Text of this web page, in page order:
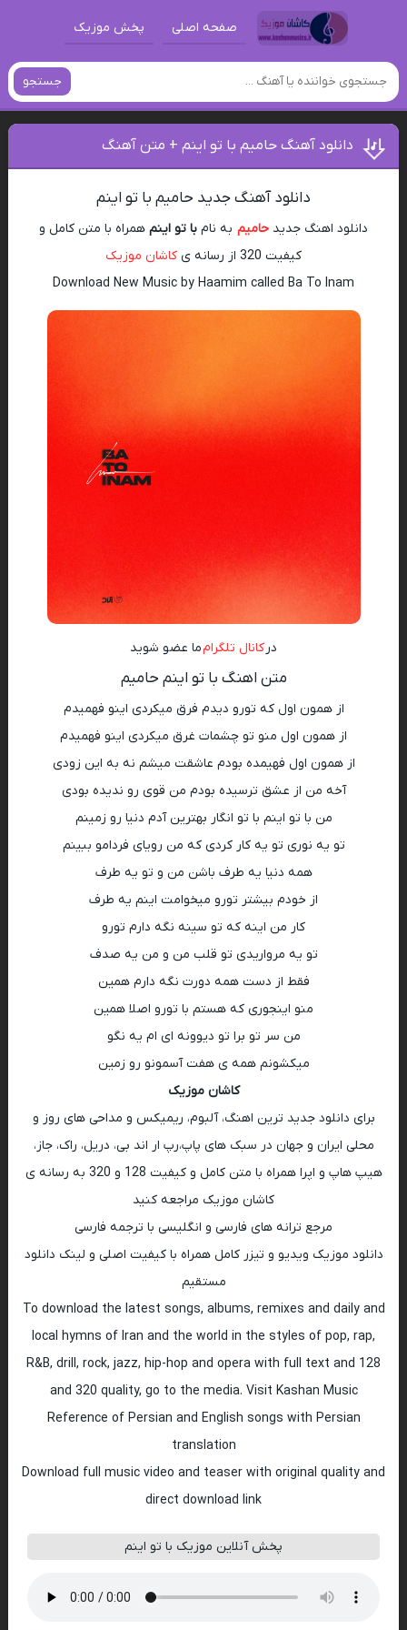
صفحه اصلی پخش موزیک
جستجو
دانلود آهنگ حامیم با تو اینم + متن آهنگ
دانلود آهنگ جدید حامیم با تو اینم
دانلود اهنگ جدید حامیم به نام با تو اینم همراه با متن کامل و
کیفیت 320 از رسانه ی
کاشان موزیک
Download New Music by Haamim called Ba To Inam
در کانال تلگرامما عضو شوید
متن اهنگ با تو اینم حامیم
از همون اول که تورو دیدم فرق میکردی اینو فهمیدم
از همون اول منو تو چشمات غرق میکردی اینو فهمیدم
از همون اول فهیمده بودم عاشقت میشم نه به این زودی
آخه من از عشق ترسیده بودم من قوی رو ندیده بودی
من با تو اینم با تو انگار بهترین آدم دنیا رو زمینم
تو یه نوری تو یه کار کردی که من رویای فردامو ببینم
همه دنیا یه طرف باشن من و تو یه طرف
از خودم بیشتر تورو میخوامت اینم یه طرف
کار من اینه که تو سینه نگه دارم تورو
تو یه مرواریدی تو قلب من و من یه صدف
فقط از دست همه دورت نگه دارم همین
منو اینجوری که هستم با تورو اصلا همین
من سر تو برا تو دیوونه ای ام یه نگو
میکشونم همه ی هفت آسمونو رو زمین
کاشان موزیک
برای دانلود جدید ترین اهنگ، آلبوم، ریمیکس و مداحی های روز و
محلی ایران و جهان در سبک های پاپ،رپ ار اند بی، دریل، راک، جاز،
هیپ هاپ و اپرا همراه با متن کامل و کیفیت 128 و 320 به رسانه ی
کاشان موزیک مراجعه کنید
مرجع ترانه های فارسی و انگلیسی با ترجمه فارسی
دانلود موزیک ویدیو و تیزر کامل همراه با کیفیت اصلی و لینک دانلود
مستقیم
To download the latest songs, albums, remixes and daily and
local hymns of Iran and the world in the styles of pop, rap,
R&B, drill, rock, jazz, hip-hop and opera with full text and 128
and 320 quality, go to the media. Visit Kashan Music
Reference of Persian and English songs with Persian
translation
Download full music video and teaser with original quality and
direct download link
پخش آنلاین موزیک با تو اینم